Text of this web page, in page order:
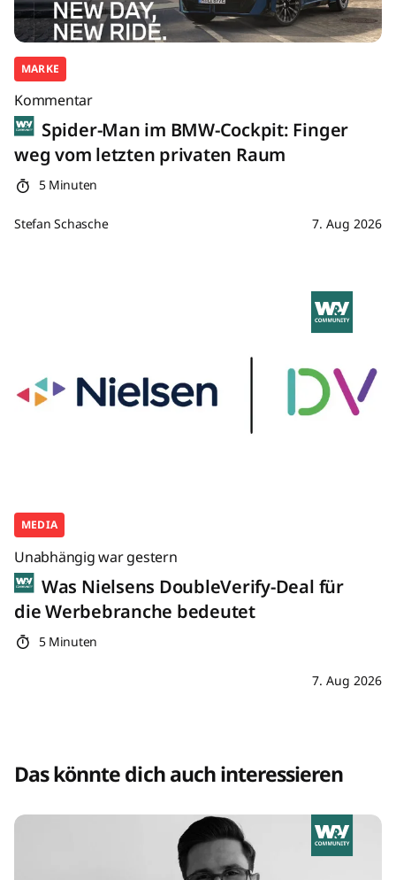
MARKE
Kommentar
Spider-Man im BMW-Cockpit: Finger
weg vom letzten privaten Raum
5 Minuten
Stefan Schasche 7. Aug 2026
MEDIA
Unabhängig war gestern
Was Nielsens DoubleVerify-Deal für
die Werbebranche bedeutet
5 Minuten
7. Aug 2026
Das könnte dich auch interessieren